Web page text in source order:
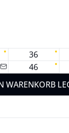
36
46
WARENKORB